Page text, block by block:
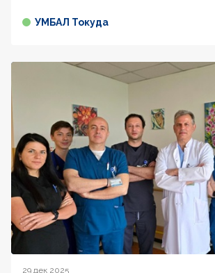
УМБАЛ Токуда
29 дек 2025